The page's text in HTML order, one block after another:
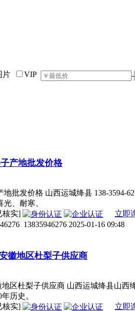
片 VIP -
产地批发价格
批发价格 山西运城绛县 138-3594-
、耐寒、
核实] 立即
13835946276 2025-01-16 09:48
徽地区杜梨子供应商
区杜梨子供应商 山西运城绛县山
历史。
核实] 立即